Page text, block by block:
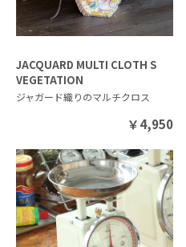
JACQUARD MULTI CLOTH S
VEGETATION
ジャガード織りのマルチクロス
￥4,950